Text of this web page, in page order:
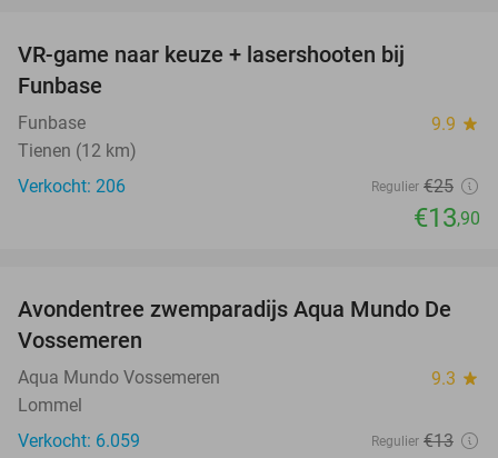
VR-game naar keuze + lasershooten bij
Funbase
Funbase 9.9 star
Tienen (12 km)
Verkocht: 206
Regulier €25
€13,90
15%
Avondentree zwemparadijs Aqua Mundo De
Vossemeren
Aqua Mundo Vossemeren 9.3 star
Lommel
Verkocht: 6.059
Regulier €13